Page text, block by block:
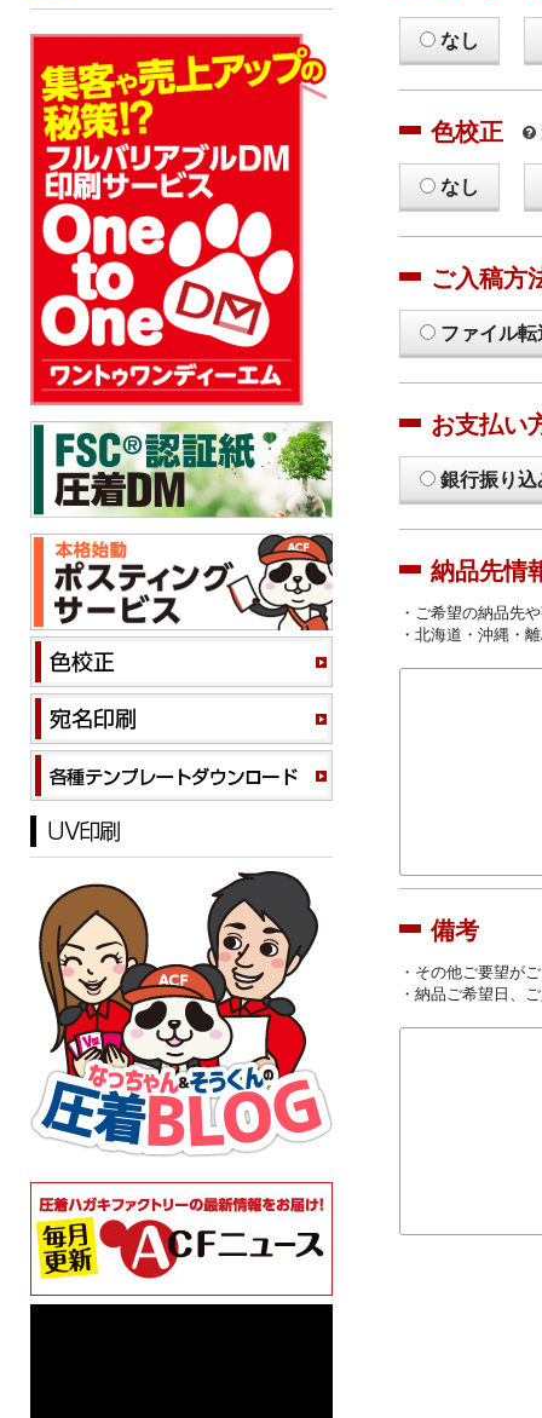
なし
色校正
なし
ご入稿方
ファイル
お支払い
銀行振り込
納品先情
・ご希望の納品先
・北海道・沖縄・
備考
・その他ご要望が
・納品ご希望日、